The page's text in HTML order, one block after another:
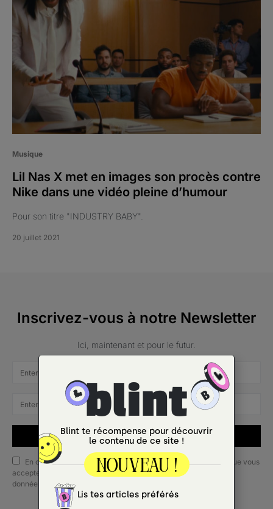
Musique
Lil Nas X met en images son procès contre
Nike dans une vidéo pleine d’humour
Pour son titre "INDUSTRY BABY".
20 juillet 2021
Inscrivez-vous à notre Newsletter
Ici, maintenant et pour le futur.
SUBSCRIBE
En cochant cette case, vous confirmez que vous avez lu et que vous
acceptez nos conditions d'utilisation concernant le stockage des
données soumises via ce formulaire.